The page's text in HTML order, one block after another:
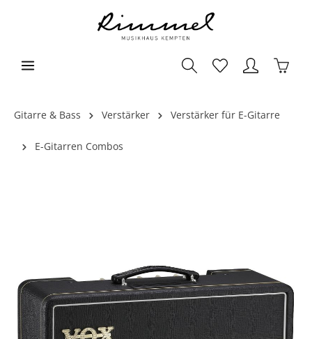
Gitarre & Bass Verstärker Verstärker für E-Gitarre
E-Gitarren Combos